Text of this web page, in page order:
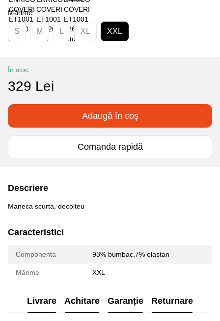
Mărime
S M L XL XXL
În stoc
329 Lei
Adaugă în coș
Comanda rapidă
Descriere
Maneca scurta, decolteu
Caracteristici
Componenta 93% bumbac,7% elastan
Mărime XXL
Livrare Achitare Garanție Returnare